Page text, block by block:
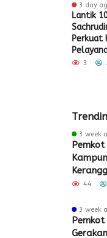
3 day
Lantik
Perkuat
3
3 week
2026
44
3 week